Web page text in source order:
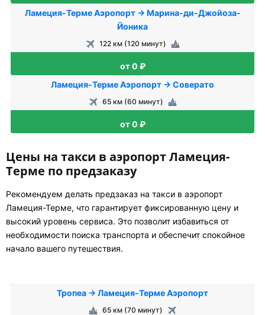
Ламеция-Терме Аэропорт → Марина-ди-Джойоза-
Йоника
122 км (120 минут)
от 0 ₽
Ламеция-Терме Аэропорт → Соверато
65 км (60 минут)
от 0 ₽
Цены на такси в аэропорт Ламеция-
Терме по предзаказу
Рекомендуем делать предзаказ на такси в аэропорт
Ламеция-Терме, что гарантирует фиксированную цену и
высокий уровень сервиса. Это позволит избавиться от
необходимости поиска транспорта и обеспечит спокойное
начало вашего путешествия.
Тропеа → Ламеция-Терме Аэропорт
65 км (70 минут)